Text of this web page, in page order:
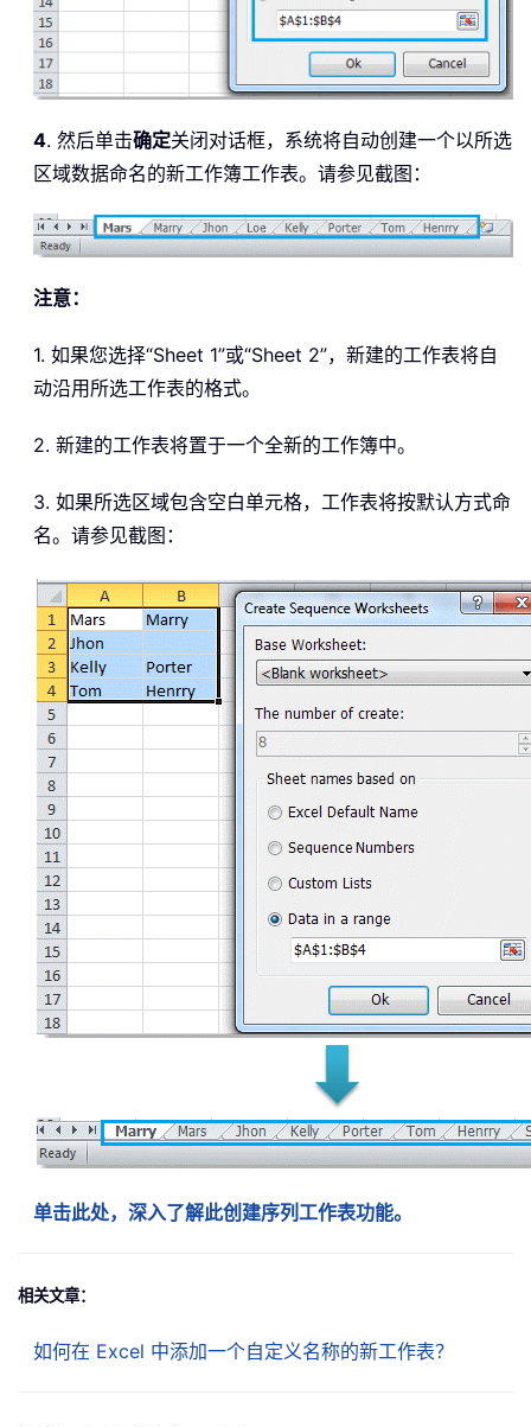
4. 然后单击确定关闭对话框，系统将自动创建一个以所选
区域数据命名的新工作簿工作表。请参见截图：
注意：
1. 如果您选择“Sheet 1”或“Sheet 2”，新建的工作表将自
动沿用所选工作表的格式。
2. 新建的工作表将置于一个全新的工作簿中。
3. 如果所选区域包含空白单元格，工作表将按默认方式命
名。请参见截图：
单击此处，深入了解此创建序列工作表功能。
相关文章：
如何在 Excel 中添加一个自定义名称的新工作表？